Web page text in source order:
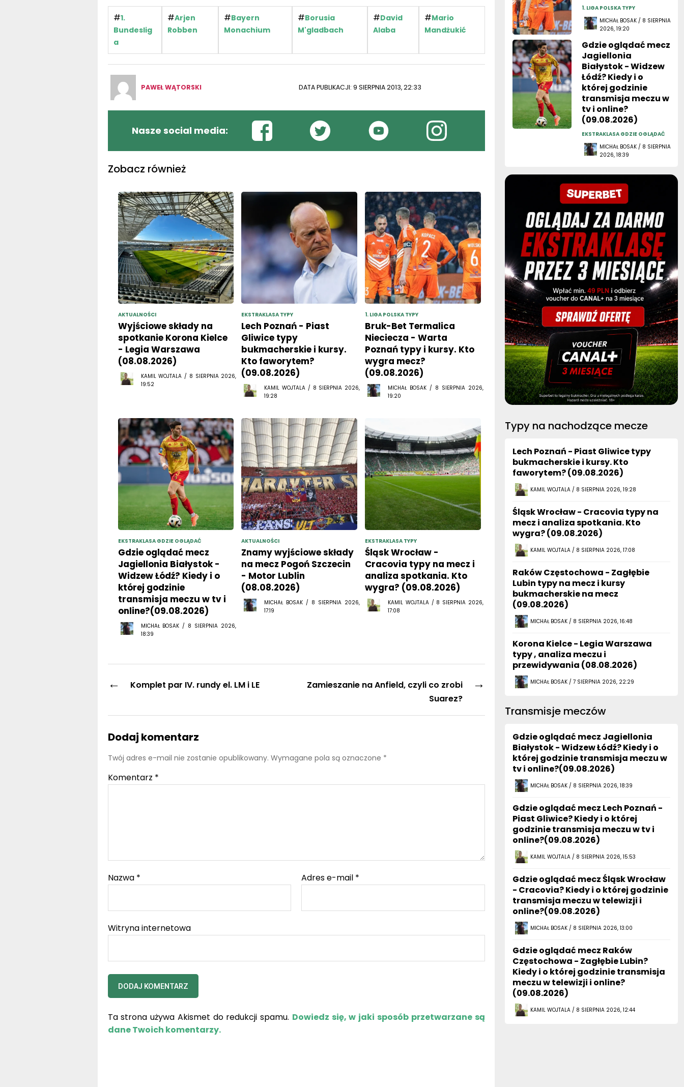
#1.
Bundeslig
a
#Arjen
Robben
#Bayern
Monachium
#Borusia
M'gladbach
#David
Alaba
#Mario
Mandżukić
PAWEŁ WĄTORSKI DATA PUBLIKACJI: 9 SIERPNIA 2013, 22:33
Nasze social media:
Zobacz również
AKTUALNOŚCI
Wyjściowe składy na
spotkanie Korona Kielce
- Legia Warszawa
(08.08.2026)
KAMIL WOJTALA / 8 SIERPNIA 2026,
19:52
EKSTRAKLASA TYPY
Lech Poznań - Piast
Gliwice typy
bukmacherskie i kursy.
Kto faworytem?
(09.08.2026)
KAMIL WOJTALA / 8 SIERPNIA 2026,
19:28
1. LIGA POLSKA TYPY
Bruk-Bet Termalica
Nieciecza - Warta
Poznań typy i kursy. Kto
wygra mecz?
(09.08.2026)
MICHAŁ BOSAK / 8 SIERPNIA 2026,
19:20
EKSTRAKLASA GDZIE OGLĄDAĆ
Gdzie oglądać mecz
Jagiellonia Białystok -
Widzew Łódź? Kiedy i o
której godzinie
transmisja meczu w tv i
online?(09.08.2026)
MICHAŁ BOSAK / 8 SIERPNIA 2026,
18:39
AKTUALNOŚCI
Znamy wyjściowe składy
na mecz Pogoń Szczecin
- Motor Lublin
(08.08.2026)
MICHAŁ BOSAK / 8 SIERPNIA 2026,
17:19
EKSTRAKLASA TYPY
Śląsk Wrocław -
Cracovia typy na mecz i
analiza spotkania. Kto
wygra? (09.08.2026)
KAMIL WOJTALA / 8 SIERPNIA 2026,
17:08
← Komplet par IV. rundy el. LM i LE →
Zamieszanie na Anfield, czyli co zrobi
Suarez?
Dodaj komentarz
Twój adres e-mail nie zostanie opublikowany. Wymagane pola są oznaczone *
Komentarz *
Nazwa * Adres e-mail *
Witryna internetowa
Ta strona używa Akismet do redukcji spamu. Dowiedz się, w jaki sposób przetwarzane są
dane Twoich komentarzy.
1. LIGA POLSKA TYPY
MICHAŁ BOSAK / 8 SIERPNIA
2026, 19:20
Gdzie oglądać mecz
Jagiellonia
Białystok - Widzew
Łódź? Kiedy i o
której godzinie
transmisja meczu w
tv i online?
(09.08.2026)
EKSTRAKLASA GDZIE OGLĄDAĆ
MICHAŁ BOSAK / 8 SIERPNIA
2026, 18:39
Typy na nachodzące mecze
Lech Poznań - Piast Gliwice typy
bukmacherskie i kursy. Kto
faworytem? (09.08.2026)
KAMIL WOJTALA / 8 SIERPNIA 2026, 19:28
Śląsk Wrocław - Cracovia typy na
mecz i analiza spotkania. Kto
wygra? (09.08.2026)
KAMIL WOJTALA / 8 SIERPNIA 2026, 17:08
Raków Częstochowa - Zagłębie
Lubin typy na mecz i kursy
bukmacherskie na mecz
(09.08.2026)
MICHAŁ BOSAK / 8 SIERPNIA 2026, 16:48
Korona Kielce - Legia Warszawa
typy , analiza meczu i
przewidywania (08.08.2026)
MICHAŁ BOSAK / 7 SIERPNIA 2026, 22:29
Transmisje meczów
Gdzie oglądać mecz Jagiellonia
Białystok - Widzew Łódź? Kiedy i o
której godzinie transmisja meczu w
tv i online?(09.08.2026)
MICHAŁ BOSAK / 8 SIERPNIA 2026, 18:39
Gdzie oglądać mecz Lech Poznań -
Piast Gliwice? Kiedy i o której
godzinie transmisja meczu w tv i
online?(09.08.2026)
KAMIL WOJTALA / 8 SIERPNIA 2026, 15:53
Gdzie oglądać mecz Śląsk Wrocław
- Cracovia? Kiedy i o której godzinie
transmisja meczu w telewizji i
online?(09.08.2026)
MICHAŁ BOSAK / 8 SIERPNIA 2026, 13:00
Gdzie oglądać mecz Raków
Częstochowa - Zagłębie Lubin?
Kiedy i o której godzinie transmisja
meczu w telewizji i online?
(09.08.2026)
KAMIL WOJTALA / 8 SIERPNIA 2026, 12:44